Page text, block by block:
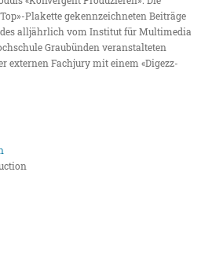
Plakette gekennzeichneten Beiträge
alljährlich vom Institut für Multimedia
Graubünden veranstalteten
externen Fachjury mit einem «Digezz-